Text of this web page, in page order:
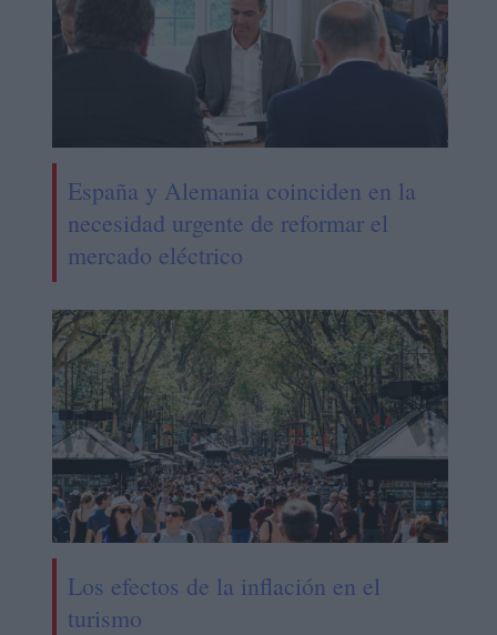
España y Alemania coinciden en la
necesidad urgente de reformar el
mercado eléctrico
Los efectos de la inflación en el
turismo